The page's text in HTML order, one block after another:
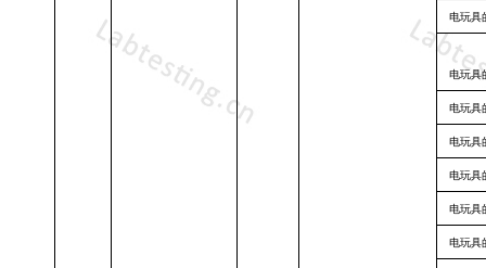
电玩具
电玩具
电玩具
电玩具
电玩具
电玩具
电玩具